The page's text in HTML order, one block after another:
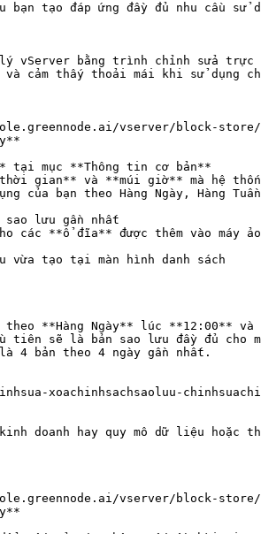
bạn tạo đáp ứng đầy đủ nhu cầu
vServer bằng trình chỉnh sửa trực
cảm thấy thoải mái khi sử dụng
vserver/block-store/
mục **Thông tin cơ bản**
gian** và **múi giờ** mà hệ
của bạn theo Hàng Ngày, Hàng
lưu gần nhất
các **ổ đĩa** được thêm vào máy
vừa tạo tại màn hình danh sách
**Hàng Ngày** lúc **12:00**
tiên sẽ là bản sao lưu đầy đủ cho
4 bản theo 4 ngày gần nhất.
xoachinhsachsaoluu-
doanh hay quy mô dữ liệu
vserver/block-store/